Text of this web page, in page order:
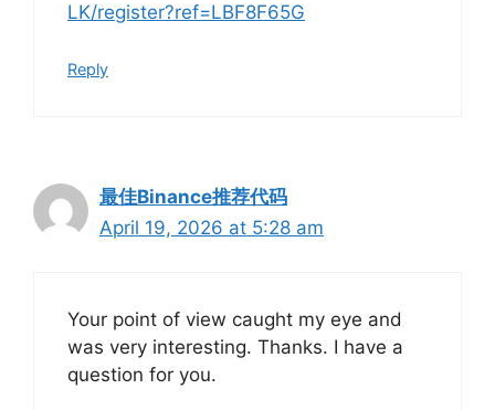
LK/register?ref=LBF8F65G
Reply
最佳Binance推荐代码
April 19, 2026 at 5:28 am
Your point of view caught my eye and
was very interesting. Thanks. I have a
question for you.